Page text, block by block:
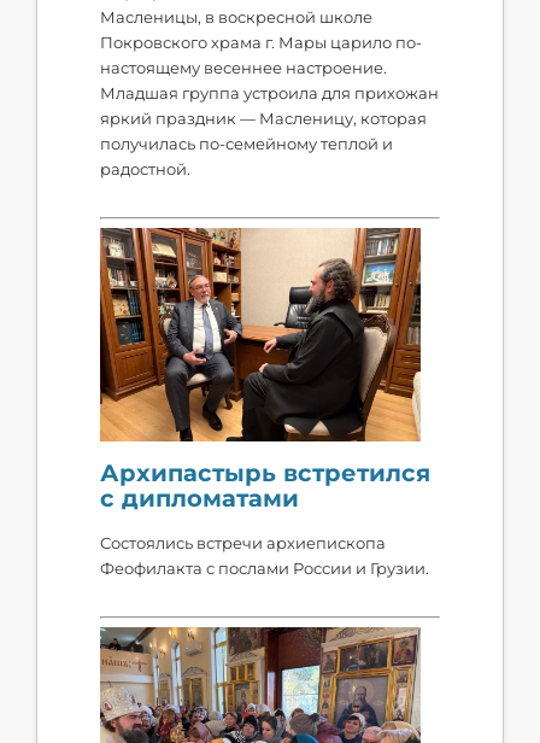
Масленицы, в воскресной школе
Покровского храма г. Мары царило по-
настоящему весеннее настроение.
Младшая группа устроила для прихожан
яркий праздник — Масленицу, которая
получилась по-семейному теплой и
радостной.
Архипастырь встретился
с дипломатами
Состоялись встречи архиепископа
Феофилакта с послами России и Грузии.